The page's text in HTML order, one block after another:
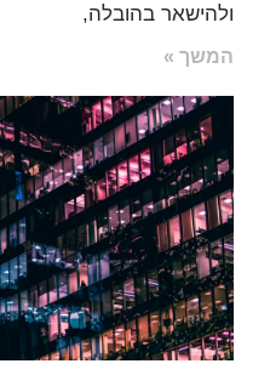
ולהישאר בהובלה,
המשך »